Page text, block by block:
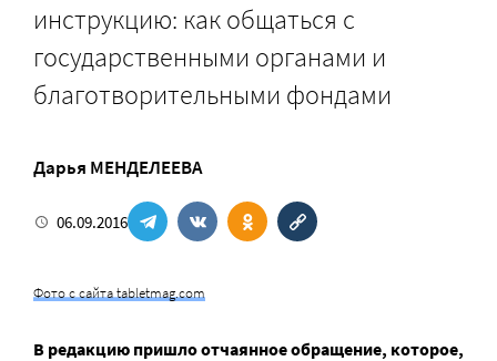
инструкцию: как общаться с
государственными органами и
благотворительными фондами
Дарья МЕНДЕЛЕЕВА
06.09.2016
Фото с сайта tabletmag.com
В редакцию пришло отчаянное обращение, которое,